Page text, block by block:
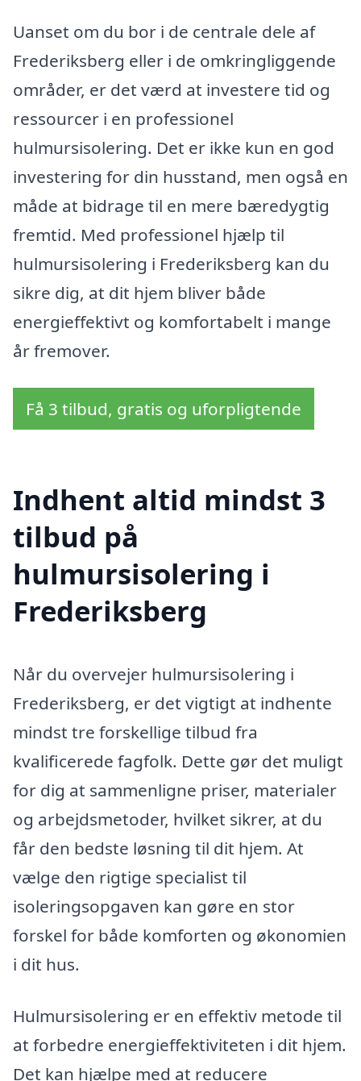
Uanset om du bor i de centrale dele af
Frederiksberg eller i de omkringliggende
områder, er det værd at investere tid og
ressourcer i en professionel
hulmursisolering. Det er ikke kun en god
investering for din husstand, men også en
måde at bidrage til en mere bæredygtig
fremtid. Med professionel hjælp til
hulmursisolering i Frederiksberg kan du
sikre dig, at dit hjem bliver både
energieffektivt og komfortabelt i mange
år fremover.
Få 3 tilbud, gratis og uforpligtende
Indhent altid mindst 3
tilbud på
hulmursisolering i
Frederiksberg
Når du overvejer hulmursisolering i
Frederiksberg, er det vigtigt at indhente
mindst tre forskellige tilbud fra
kvalificerede fagfolk. Dette gør det muligt
for dig at sammenligne priser, materialer
og arbejdsmetoder, hvilket sikrer, at du
får den bedste løsning til dit hjem. At
vælge den rigtige specialist til
isoleringsopgaven kan gøre en stor
forskel for både komforten og økonomien
i dit hus.
Hulmursisolering er en effektiv metode til
at forbedre energieffektiviteten i dit hjem.
Det kan hjælpe med at reducere